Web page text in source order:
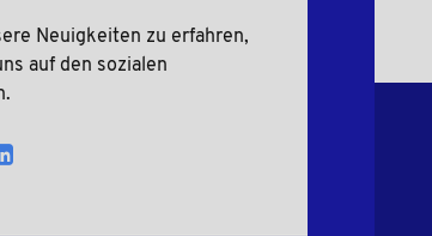
Neuigkeiten zu erfahren,
auf den sozialen